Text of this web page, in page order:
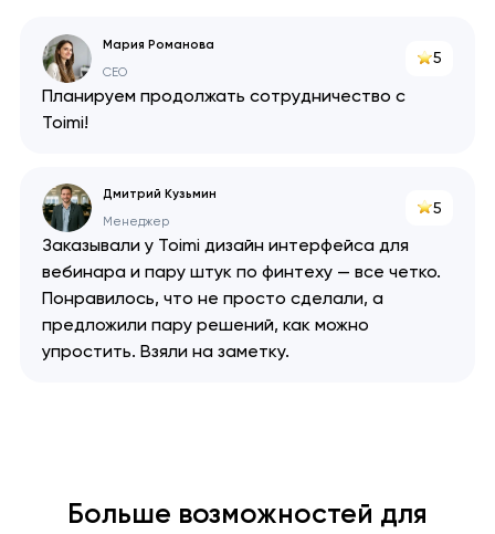
Спасибо
Мария Романова
CEO
5
Планируем продолжать сотрудничество с
Toimi!
Дмитрий Кузьмин
Менеджер
5
Заказывали у Toimi дизайн интерфейса для
вебинара и пару штук по финтеху — все четко.
Понравилось, что не просто сделали, а
предложили пару решений, как можно
упростить. Взяли на заметку.
Больше возможностей для
Спасибо
Ваша заявка
Мы свяжемся с вами в
проект.
Закрыть